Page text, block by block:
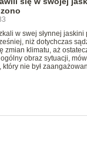
w swej słynnej jaskini
niż dotychczas
zmian klimatu, aż
ogólny obraz sytuacji,
który nie był